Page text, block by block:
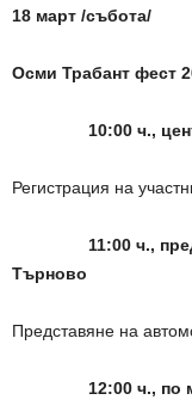
18 март /събота/
Осми Трабант фест
10:00 ч.,
Регистрация на
11:00 ч., пред
Търново
Представяне на
12:00 ч., по